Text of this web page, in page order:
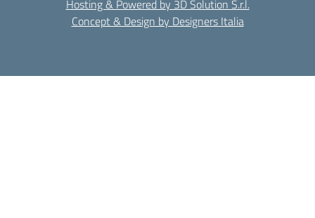
Hosting & Powered by 3D Solution S.r.l.
Concept & Design by Designers Italia